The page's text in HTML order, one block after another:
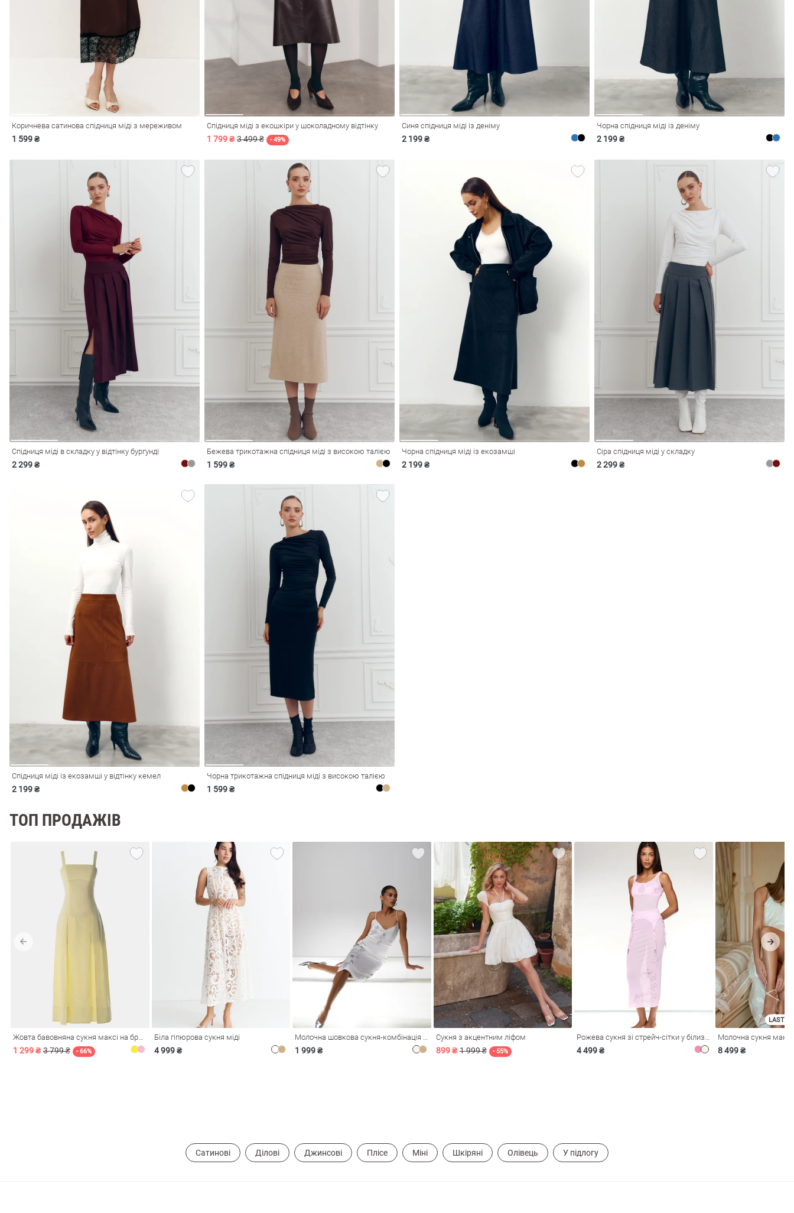
Коричнева сатинова спідниця міді з мереживом
1 599 ₴
Спідниця міді з екошкіри у шоколадному відтінку
1 799 ₴ 3 499 ₴ - 49%
Синя спідниця міді із деніму
2 199 ₴
Чорна спідниця міді із деніму
2 199 ₴
Спідниця міді в складку у відтінку бургунді
2 299 ₴
Бежева трикотажна спідниця міді з високою талією
1 599 ₴
Чорна спідниця міді із екозамші
2 199 ₴
Сіра спідниця міді у складку
2 299 ₴
Спідниця міді із екозамші у відтінку кемел
2 199 ₴
Чорна трикотажна спідниця міді з високою талією
1 599 ₴
ТОП ПРОДАЖІВ
1 299 ₴ 3 799 ₴ - 66%
Біла гіпюрова сукня міді
4 999 ₴ 1 999 ₴
Сукня з акцентним ліфом
899 ₴ 1 999 ₴ - 55% 4 499 ₴
LAST
8 499 ₴
Сатинові Ділові Джинсові Плісе Міні Шкіряні Олівець У підлогу